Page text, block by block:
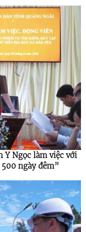
Y Ngọc làm việc với
ngày đêm”